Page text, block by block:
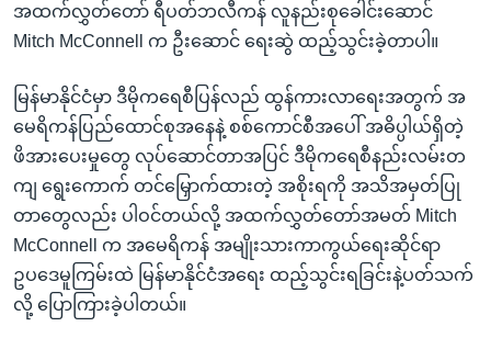
အထက်လွှတ်တော် ရီပတ်ဘလီကန် လူနည်းစုခေါင်းဆောင်
Mitch McConnell က ဦးဆောင် ရေးဆွဲ ထည့်သွင်းခဲ့တာပါ။
မြန်မာနိုင်ငံမှာ ဒီမိုကရေစီပြန်လည် ထွန်ကားလာရေးအတွက် အ
မေရိကန်ပြည်ထောင်စုအနေနဲ့ စစ်ကောင်စီအပေါ် အဓိပ္ပါယ်ရှိတဲ့
ဖိအားပေးမှုတွေ လုပ်ဆောင်တာအပြင် ဒီမိုကရေစီနည်းလမ်းတ
ကျ ရွေးကောက် တင်မြှောက်ထားတဲ့ အစိုးရကို အသိအမှတ်ပြု
တာတွေလည်း ပါဝင်တယ်လို့ အထက်လွှတ်တော်အမတ် Mitch
McConnell က အမေရိကန် အမျိုးသားကာကွယ်ရေးဆိုင်ရာ
ဥပဒေမူကြမ်းထဲ မြန်မာနိုင်ငံအရေး ထည့်သွင်းရခြင်းနဲ့ပတ်သက်
လို့ ပြောကြားခဲ့ပါတယ်။